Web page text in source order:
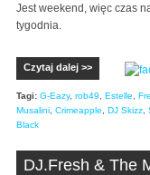
Jest weekend, więc czas
tygodnia.
Czytaj dalej >>
Tagi: G-Eazy, rob49 Estelle
Musalini Crimeapple DJ Skizz
Black
DJ.Fresh & The